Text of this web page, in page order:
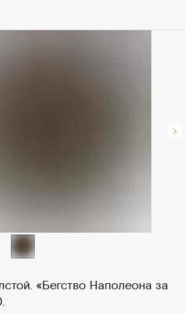
«Бегство Наполеона за